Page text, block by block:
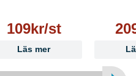
109kr/st
Läs mer